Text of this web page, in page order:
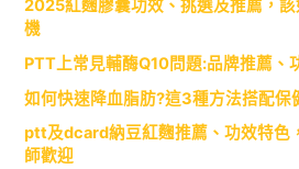
2025紅麴膠囊功效、挑選及推薦，
機
PTT上常見輔酶Q10問題:品牌推薦、
如何快速降血脂肪?這3種方法搭配保
ptt及dcard納豆紅麴推薦、功效特色
師歡迎